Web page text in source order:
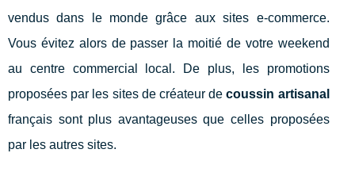
vendus dans le monde grâce aux sites e-commerce.
Vous évitez alors de passer la moitié de votre weekend
au centre commercial local. De plus, les promotions
proposées par les sites de créateur decoussin artisanal
français sont plus avantageuses que celles proposées
par les autres sites.